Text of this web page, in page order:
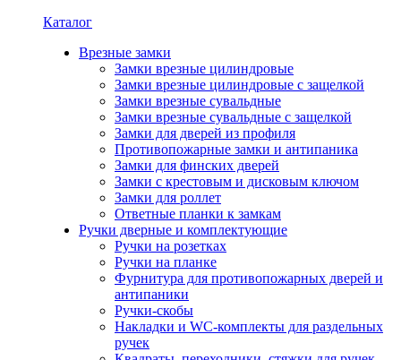
Каталог
Врезные замки
Замки врезные цилиндровые
Замки врезные цилиндровые с защелкой
Замки врезные сувальдные
Замки врезные сувальдные с защелкой
Замки для дверей из профиля
Противопожарные замки и антипаника
Замки для финских дверей
Замки с крестовым и дисковым ключом
Замки для роллет
Ответные планки к замкам
Ручки дверные и комплектующие
Ручки на розетках
Ручки на планке
Фурнитура для противопожарных дверей и
антипаники
Ручки-скобы
Накладки и WC-комплекты для раздельных
ручек